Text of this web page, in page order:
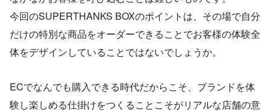
今回のSUPERTHANKS BOXのポイントは、その場で自分
だけの特別な商品をオーダーできることでお客様の体験全
体をデザインしていることではないでしょうか。
ECでなんでも購入できる時代だからこそ、ブランドを体
験し楽しめる仕掛けをつくることこそがリアルな店舗の意